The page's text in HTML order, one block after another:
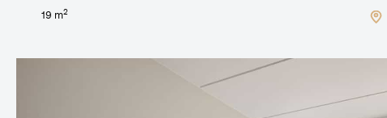
19 m2